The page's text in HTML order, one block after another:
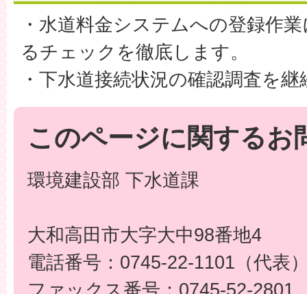
・水道料金システムへの登録作
るチェックを徹底します。
・下水道接続状況の確認調査を
このページに関するお
環境建設部 下水道課
大和高田市大字大中98番地4
電話番号：0745-22-1101（代表
ファックス番号：0745-52-2801